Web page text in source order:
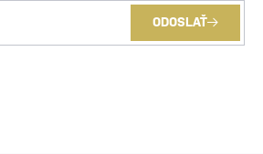
ODOSLAŤ